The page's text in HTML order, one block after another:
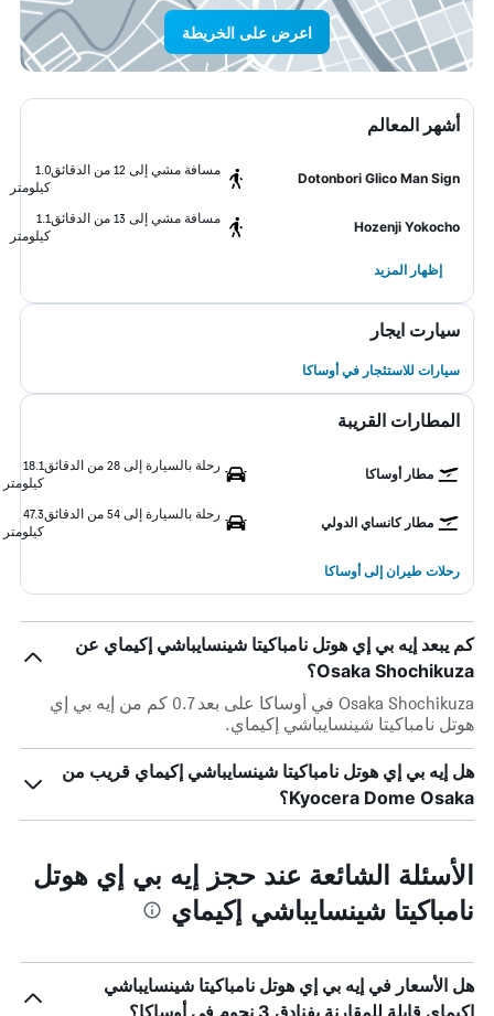
اعرض على الخريطة
أشهر المعالم
Dotonbori Glico Man Sign
مسافة مشي إلى 12 من الدقائق
1.0
كيلومتر
Hozenji Yokocho
مسافة مشي إلى 13 من الدقائق
1.1
كيلومتر
إظهار المزيد
سيارت ايجار
سيارات للاستئجار في أوساكا
المطارات القريبة
مطار أوساكا
رحلة بالسيارة إلى 28 من الدقائق
18.1
كيلومتر
مطار كانساي الدولي
رحلة بالسيارة إلى 54 من الدقائق
47.3
كيلومتر
رحلات طيران إلى أوساكا
كم يبعد إيه بي إي هوتل نامباكيتا شينسايباشي إكيماي عن
Osaka Shochikuza؟
Osaka Shochikuza في أوساكا على بعد 0.7 كم من إيه بي إي
هوتل نامباكيتا شينسايباشي إكيماي.
هل إيه بي إي هوتل نامباكيتا شينسايباشي إكيماي قريب من
Kyocera Dome Osaka؟
الأسئلة الشائعة عند حجز إيه بي إي هوتل
نامباكيتا شينسايباشي إكيماي
هل الأسعار في إيه بي إي هوتل نامباكيتا شينسايباشي
إكيماي قابلة للمقارنة بفنادق 3 نجوم في أوساكا؟